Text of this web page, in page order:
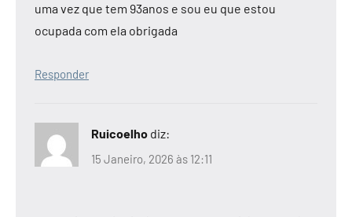
uma vez que tem 93anos e sou eu que estou
ocupada com ela obrigada
Responder
Ruicoelho diz:
15 Janeiro, 2026 às 12:11